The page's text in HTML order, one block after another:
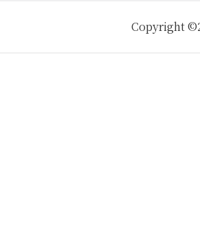
Copyright